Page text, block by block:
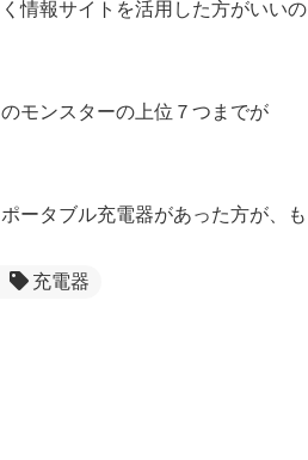
情報サイトを活用した方がいいの
モンスターの上位７つまでが
ータブル充電器があった方が、も
充電器